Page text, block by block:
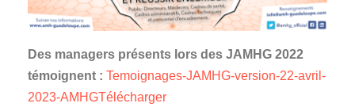
Des managers présents lors des JAMHG 2022
témoignent : Temoignages-JAMHG-version-22-avril-
2023-AMHGTélécharger